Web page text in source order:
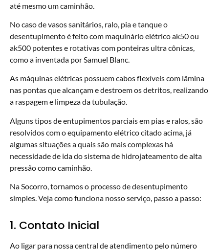
até mesmo um caminhão.
No caso de vasos sanitários, ralo, pia e tanque o
desentupimento é feito com maquinário elétrico ak50 ou
ak500 potentes e rotativas com ponteiras ultra cônicas,
como a inventada por Samuel Blanc.
As máquinas elétricas possuem cabos flexíveis com lâmina
nas pontas que alcançam e destroem os detritos, realizando
a raspagem e limpeza da tubulação.
Alguns tipos de entupimentos parciais em pias e ralos, são
resolvidos com o equipamento elétrico citado acima, já
algumas situações a quais são mais complexas há
necessidade de ida do sistema de hidrojateamento de alta
pressão como caminhão.
Na Socorro, tornamos o processo de desentupimento
simples. Veja como funciona nosso serviço, passo a passo:
1. Contato Inicial
Ao ligar para nossa central de atendimento pelo número